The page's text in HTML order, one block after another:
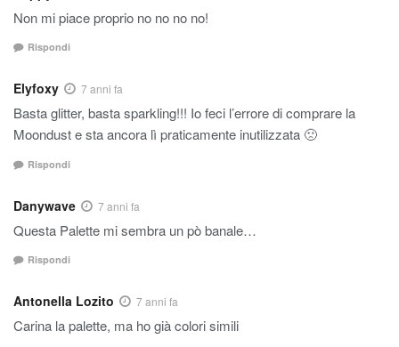
Non mi piace proprio no no no no!
Rispondi
Elyfoxy 7 anni fa
Basta glitter, basta sparkling!!! Io feci l’errore di comprare la
Moondust e sta ancora lì praticamente inutilizzata 🙁
Rispondi
Danywave 7 anni fa
Questa Palette mi sembra un pò banale…
Rispondi
Antonella Lozito 7 anni fa
Carina la palette, ma ho già colori simili